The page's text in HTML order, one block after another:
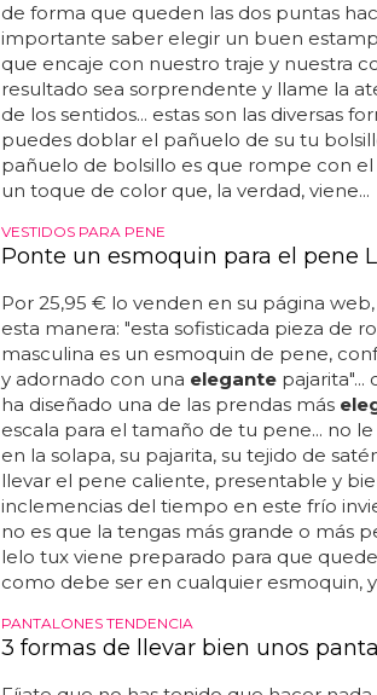
de forma que queden las dos puntas
importante saber elegir un buen
que encaje con nuestro traje y nuestra
resultado sea sorprendente y llame la
de los sentidos... estas son las diversas
puedes doblar el pañuelo de su tu
pañuelo de bolsillo es que rompe con el
un toque de color que, la verdad, viene...
VESTIDOS PARA PENE
Ponte un esmoquin para el pene
Por 25,95 € lo venden en su página
esta manera: "esta sofisticada pieza de
masculina es un esmoquin de pene,
y adornado con una elegantepajarita"...
ha diseñado una de las prendas más
escala para el tamaño de tu pene... no
en la solapa, su pajarita, su tejido de
llevar el pene caliente, presentable y
inclemencias del tiempo en este frío
no es que la tengas más grande o más
lelo tux viene preparado para que
como debe ser en cualquier esmoquin,
PANTALONES TENDENCIA
3 formas de llevar bien unos